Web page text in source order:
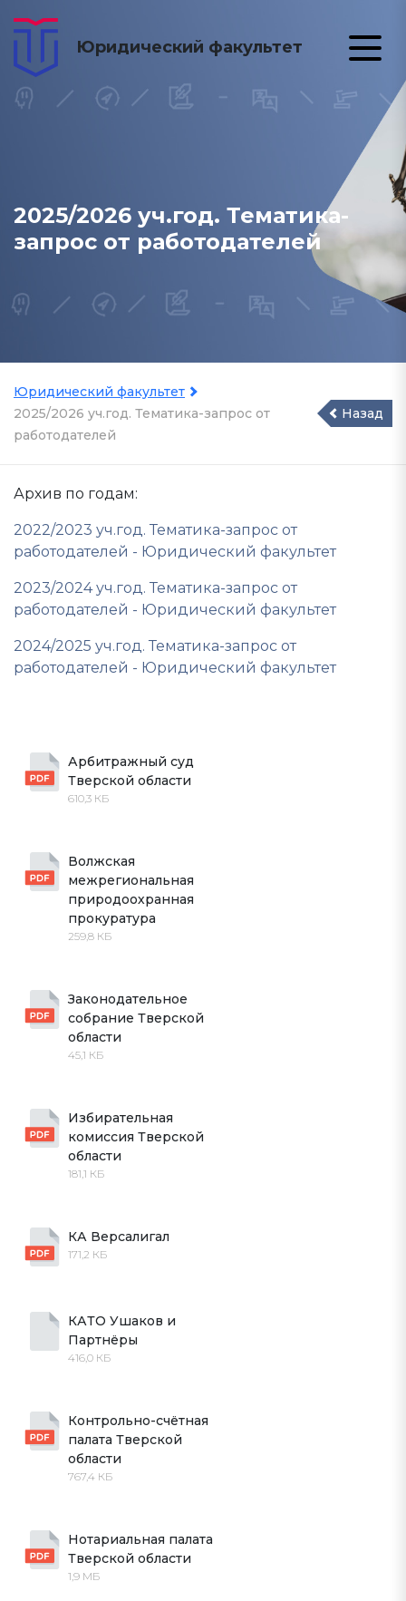
Юридический факультет
2025/2026 уч.год. Тематика-
запрос от работодателей
Юридический факультет
2025/2026 уч.год. Тематика-запрос от
работодателей
Назад
Архив по годам:
2022/2023 уч.год. Тематика-запрос от
работодателей - Юридический факультет
2023/2024 уч.год. Тематика-запрос от
работодателей - Юридический факультет
2024/2025 уч.год. Тематика-запрос от
работодателей - Юридический факультет
Арбитражный суд
Тверской области
610,3 КБ
Волжская
межрегиональная
природоохранная
прокуратура
259,8 КБ
Законодательное
собрание Тверской
области
45,1 КБ
Избирательная
комиссия Тверской
области
181,1 КБ
КА Версалигал
171,2 КБ
КАТО Ушаков и
Партнёры
416,0 КБ
Контрольно-счётная
палата Тверской
области
767,4 КБ
Нотариальная палата
Тверской области
1,9 МБ